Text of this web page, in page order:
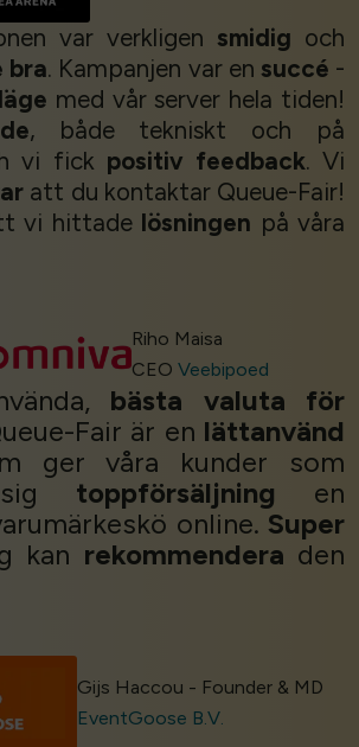
var verkligen smidig och
bra. Kampanjen var en succé -
med vår server hela tiden!
, både tekniskt och på
vi fick positiv feedback. Vi
att du kontaktar Queue-Fair!
vi hittade lösningen på våra
Riho Maisa
CEO Veebipoed
bästa valuta för
Fair är en lättanvänd
ger våra kunder som
sig toppförsäljning en
online. Super
kan rekommendera den
Gijs Haccou - Founder & MD
EventGoose B.V.